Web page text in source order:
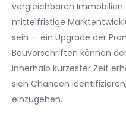
vergleichbaren
mittelfristige
sein — ein Upgrade der
Bauvorschriften können
innerhalb kürzester Zeit
sich Chancen
einzugehen.